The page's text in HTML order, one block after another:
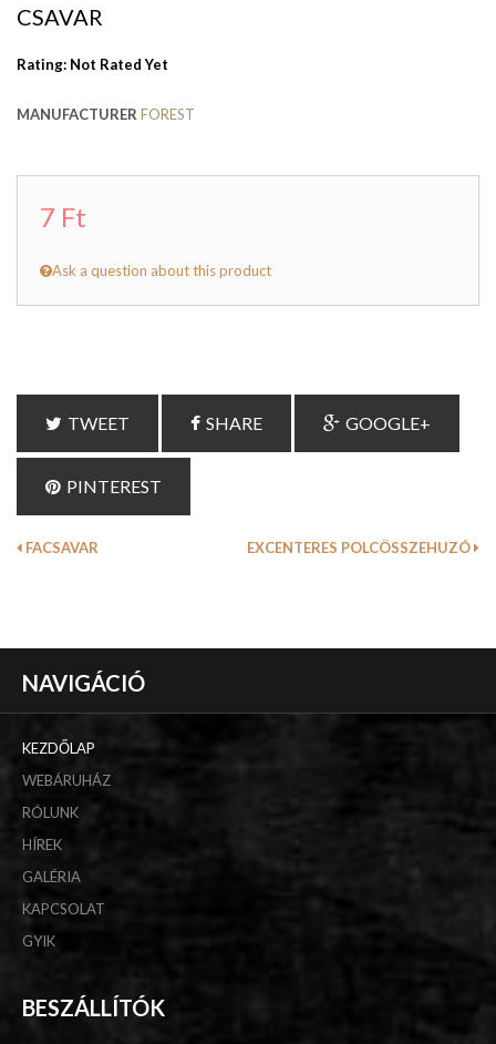
CSAVAR
Rating: Not Rated Yet
MANUFACTURER FOREST
7 Ft
Ask a question about this product
TWEET SHARE GOOGLE+
PINTEREST
FACSAVAR EXCENTERES POLCÖSSZEHUZÓ
NAVIGÁCIÓ
KEZDŐLAP
WEBÁRUHÁZ
RÓLUNK
HÍREK
GALÉRIA
KAPCSOLAT
GYIK
BESZÁLLÍTÓK